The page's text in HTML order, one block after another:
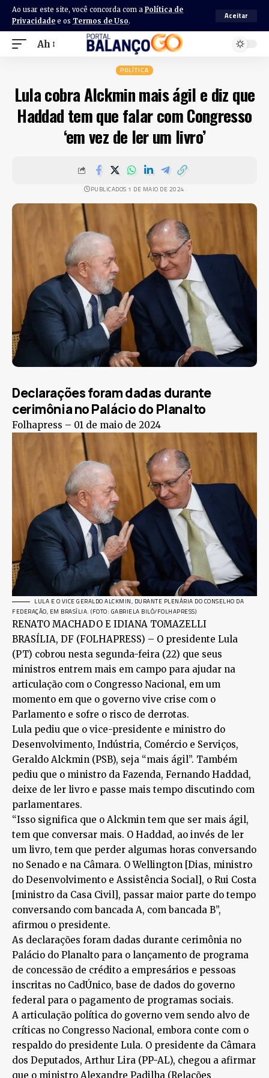
Ao usar este site, você concorda com a Política de
Privacidade e os Termos de Uso.
Aceitar
Ah
POLÍTICA
Lula cobra Alckmin mais ágil e diz que
Haddad tem que falar com Congresso
‘em vez de ler um livro’
PUBLICADOS 1 DE MAIO DE 2024
Declarações foram dadas durante
cerimônia no Palácio do Planalto
Folhapress – 01 de maio de 2024
LULA E O VICE GERALDO ALCKMIN, DURANTE PLENÁRIA DO CONSELHO DA
FEDERAÇÃO, EM BRASÍLIA. (FOTO: GABRIELA BILÓ/FOLHAPRESS)
RENATO MACHADO E IDIANA TOMAZELLI
BRASÍLIA, DF (FOLHAPRESS) – O presidente Lula
(PT) cobrou nesta segunda-feira (22) que seus
ministros entrem mais em campo para ajudar na
articulação com o Congresso Nacional, em um
momento em que o governo vive crise com o
Parlamento e sofre o risco de derrotas.
Lula pediu que o vice-presidente e ministro do
Desenvolvimento, Indústria, Comércio e Serviços,
Geraldo Alckmin (PSB), seja “mais ágil”. Também
pediu que o ministro da Fazenda, Fernando Haddad,
deixe de ler livro e passe mais tempo discutindo com
parlamentares.
“Isso significa que o Alckmin tem que ser mais ágil,
tem que conversar mais. O Haddad, ao invés de ler
um livro, tem que perder algumas horas conversando
no Senado e na Câmara. O Wellington [Dias, ministro
do Desenvolvimento e Assistência Social], o Rui Costa
[ministro da Casa Civil], passar maior parte do tempo
conversando com bancada A, com bancada B”,
afirmou o presidente.
As declarações foram dadas durante cerimônia no
Palácio do Planalto para o lançamento de programa
de concessão de crédito a empresários e pessoas
inscritas no CadÚnico, base de dados do governo
federal para o pagamento de programas sociais.
A articulação política do governo vem sendo alvo de
críticas no Congresso Nacional, embora conte com o
respaldo do presidente Lula. O presidente da Câmara
dos Deputados, Arthur Lira (PP-AL), chegou a afirmar
que o ministro Alexandre Padilha (Relações